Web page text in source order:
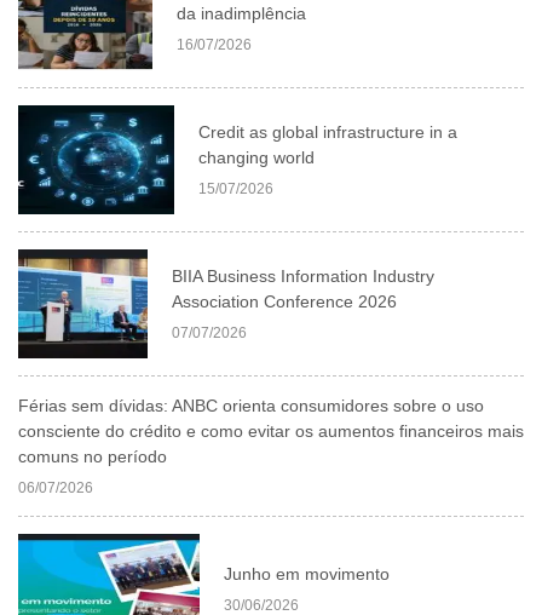
da inadimplência
16/07/2026
Credit as global infrastructure in a
changing world
15/07/2026
BIIA Business Information Industry
Association Conference 2026
07/07/2026
Férias sem dívidas: ANBC orienta consumidores sobre o uso
consciente do crédito e como evitar os aumentos financeiros mais
comuns no período
06/07/2026
Junho em movimento
30/06/2026